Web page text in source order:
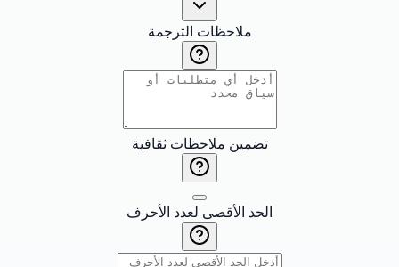
ملاحظات الترجمة
تضمين ملاحظات ثقافية
الحد الأقصى لعدد الأحرف